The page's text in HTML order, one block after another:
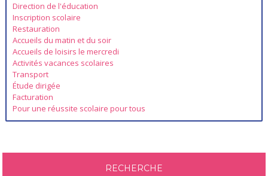
Direction de l'éducation
Inscription scolaire
Restauration
Accueils du matin et du soir
Accueils de loisirs le mercredi
Activités vacances scolaires
Transport
Étude dirigée
Facturation
Pour une réussite scolaire pour tous
RECHERCHE